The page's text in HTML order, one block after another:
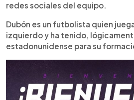
redes sociales del equipo.
Dubón es un futbolista quien
izquierdo y ha tenido,
estadonunidense para su